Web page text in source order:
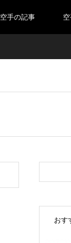
空手の記事
おす